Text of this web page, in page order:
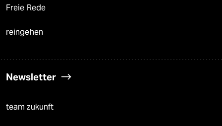
Freie Rede
reingehen
Newsletter
team zukunft